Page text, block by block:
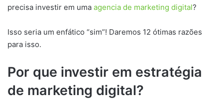
precisa investir em uma agencia de marketing digital?
Isso seria um enfático “sim”! Daremos 12 ótimas razões
para isso.
Por que investir em estratégia
de marketing digital?